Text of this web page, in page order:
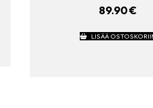
89.90€
LISÄÄ